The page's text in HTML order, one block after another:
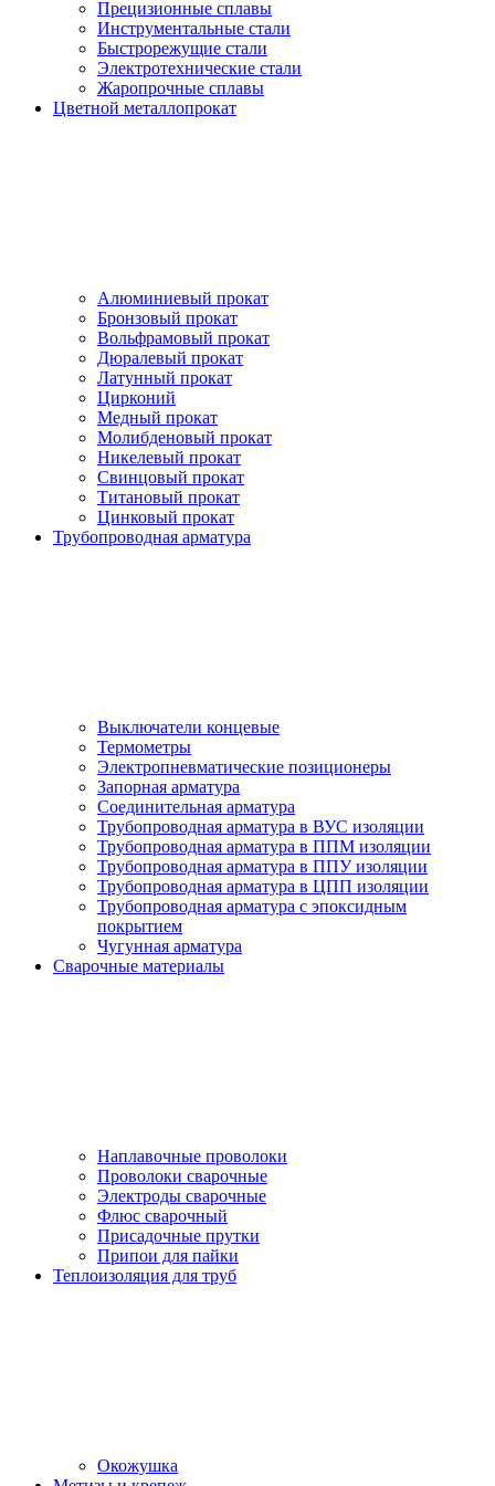
Прецизионные сплавы
Инструментальные стали
Быстрорежущие стали
Электротехнические стали
Жаропрочные сплавы
Цветной металлопрокат
Алюминиевый прокат
Бронзовый прокат
Вольфрамовый прокат
Дюралевый прокат
Латунный прокат
Цирконий
Медный прокат
Молибденовый прокат
Никелевый прокат
Свинцовый прокат
Титановый прокат
Цинковый прокат
Трубопроводная арматура
Выключатели концевые
Термометры
Электропневматические позиционеры
Запорная арматура
Соединительная арматура
Трубопроводная арматура в ВУС изоляции
Трубопроводная арматура в ППМ изоляции
Трубопроводная арматура в ППУ изоляции
Трубопроводная арматура в ЦПП изоляции
Трубопроводная арматура с эпоксидным
покрытием
Чугунная арматура
Сварочные материалы
Наплавочные проволоки
Проволоки сварочные
Электроды сварочные
Флюс сварочный
Присадочные прутки
Припои для пайки
Теплоизоляция для труб
Окожушка